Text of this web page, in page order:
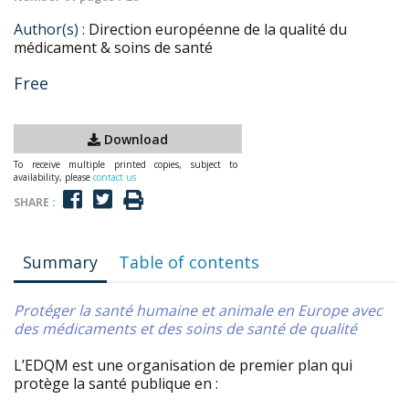
Author(s) : Direction européenne de la qualité du
médicament & soins de santé
Free
Download
To receive multiple printed copies, subject to
availability, please contact us
SHARE :
Summary Table of contents
Protéger la santé humaine et animale en Europe avec
des médicaments et des soins de santé de qualité
L’EDQM est une organisation de premier plan qui
protège la santé publique en :